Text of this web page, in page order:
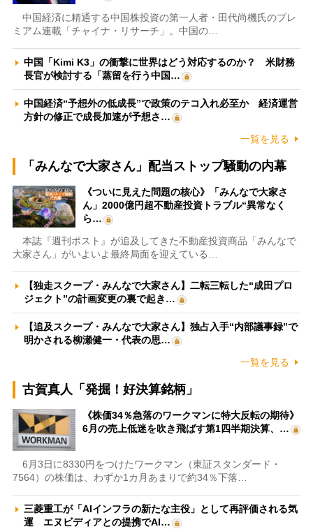
中国経済に精通する中国株投資の第一人者・田代尚機氏のプレ
ミアム連載「チャイナ・リサーチ」。中国の…
中国「Kimi K3」の衝撃に世界はどう対応するのか？ 米財務
長官が検討する「蒸留を行う中国…
中国経済“予想外の低成長”で政策のテコ入れ必至か 経済運営
方針の修正で成長加速が予想さ…
一覧を見る
「みんなで大家さん」配当ストップ騒動の内幕
《ついに見えた問題の核心》「みんなで大家さ
ん」2000億円超不動産投資トラブル“異常なく
ら…
本誌『週刊ポスト』が追及してきた不動産投資商品「みんなで
大家さん」がいよいよ最終局面を迎えている…
【独走スクープ・みんなで大家さん】二転三転した“成田プロ
ジェクト”の計画変更の裏で起き…
【追及スクープ・みんなで大家さん】独占入手“内部議事録”で
明かされる柳瀬健一・代表の思…
一覧を見る
古賀真人「発掘！好決算銘柄」
《株価34％急落のワークマンに特大反転の期待》
6月の売上低迷を吹き飛ばす第1四半期決算、…
6月3日に8330円をつけたワークマン（東証スタンダード・
7564）の株価は、わずか1カ月あまりで約34％下落…
三菱重工が「AIインフラの新たな主役」として再評価される気
運 エヌビディアとの提携でAI…